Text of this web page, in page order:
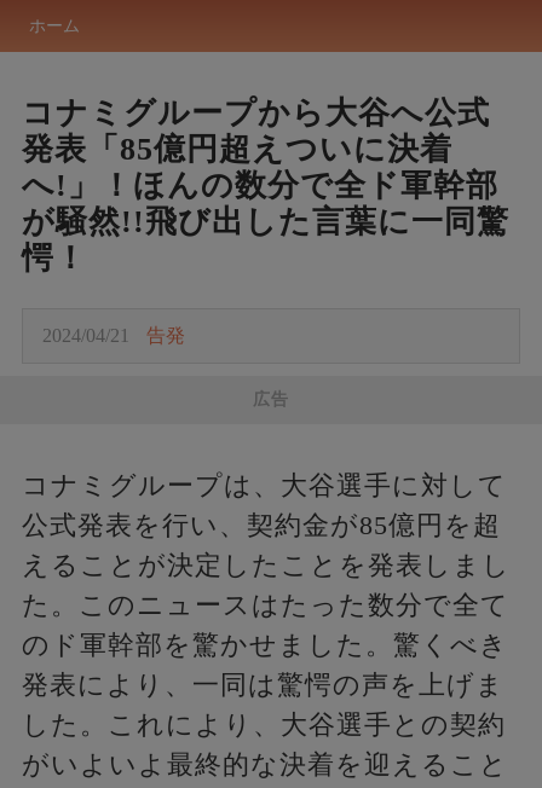
ホーム
コナミグループから大谷へ公式
発表「85億円超えついに決着
へ!」！ほんの数分で全ド軍幹部
が騒然!!飛び出した言葉に一同驚
愕！
2024/04/21 告発
広告
コナミグループは、大谷選手に対して
公式発表を行い、契約金が85億円を超
えることが決定したことを発表しまし
た。このニュースはたった数分で全て
のド軍幹部を驚かせました。驚くべき
発表により、一同は驚愕の声を上げま
した。これにより、大谷選手との契約
がいよいよ最終的な決着を迎えること